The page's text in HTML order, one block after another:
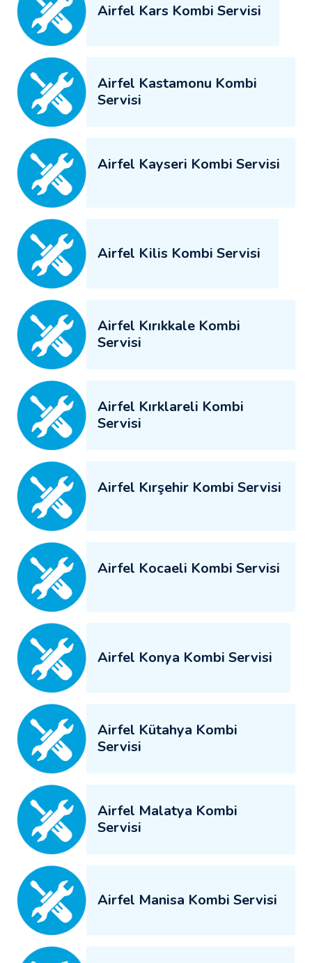
Airfel Kars Kombi Servisi
Airfel Kastamonu Kombi
Servisi
Airfel Kayseri Kombi Servisi
Airfel Kilis Kombi Servisi
Airfel Kırıkkale Kombi
Servisi
Airfel Kırklareli Kombi
Servisi
Airfel Kırşehir Kombi Servisi
Airfel Kocaeli Kombi Servisi
Airfel Konya Kombi Servisi
Airfel Kütahya Kombi
Servisi
Airfel Malatya Kombi
Servisi
Airfel Manisa Kombi Servisi